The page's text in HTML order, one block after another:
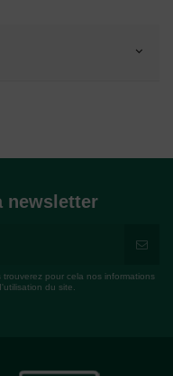
newsletter
pour cela nos informations
du site.